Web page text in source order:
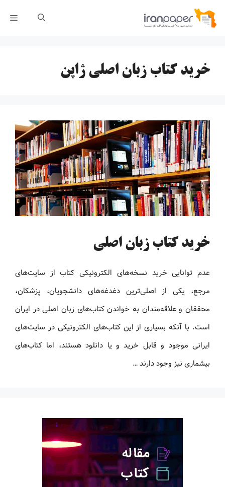
پرش
خرید کتاب زبان اصلی ژاپن
خرید کتاب زبان اصلی
عدم توانایی خرید نسخه‌های الکترونیکی کتاب‌ از سایت‌های
مرجع، یکی از اصلی‌ترین دغدغه‌های دانشجویان، پزشکان،
محققان و علاقه‌مندان به خواندن کتاب‌های زبان اصلی در ایران
است. با آنکه بسیاری از این کتاب‌های الکترونیکی در سایت‌های
ایرانی موجود و قابل خرید و یا دانلود هستند، اما کتاب‌های
بیشماری نیز وجود دارند …